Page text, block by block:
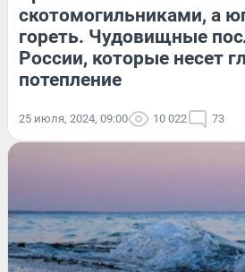
скотомогильниками, а
гореть. Чудовищные
России, которые несет
потепление
25 июля, 2024, 09:00 10 022 73